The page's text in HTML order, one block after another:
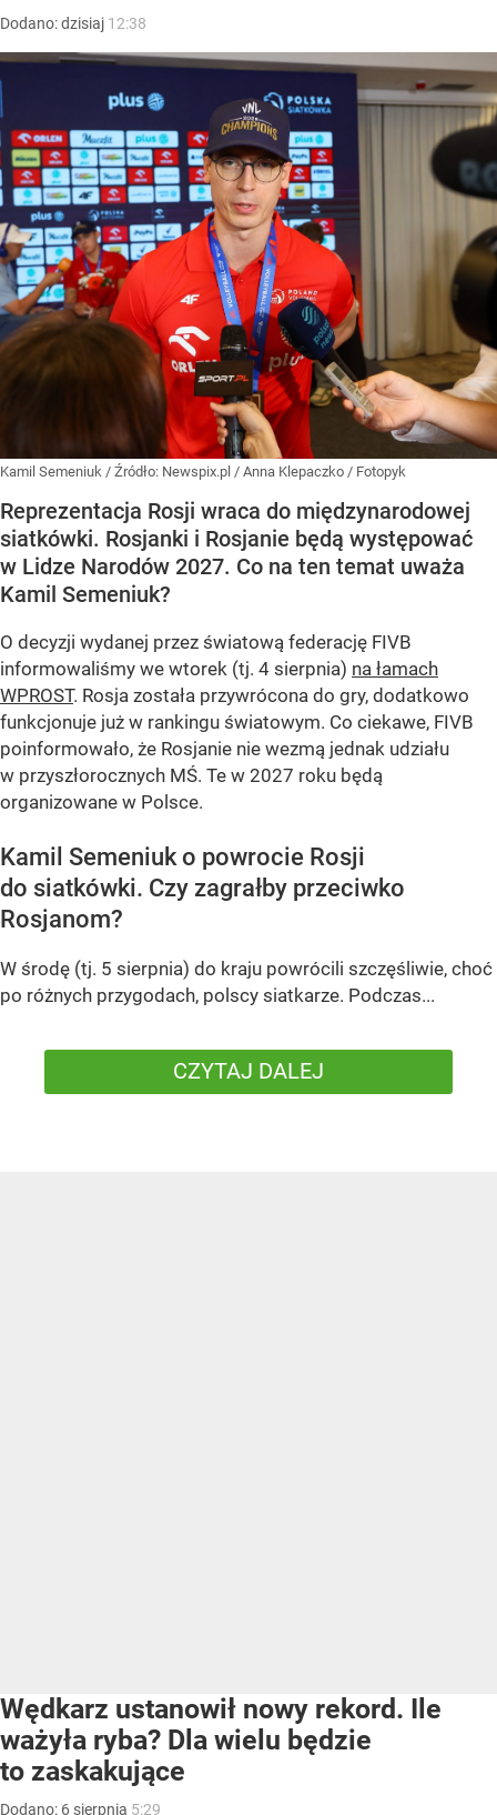
Dodano:dzisiaj 12:38
Kamil Semeniuk / Źródło: Newspix.pl / Anna Klepaczko / Fotopyk
Reprezentacja Rosji wraca do międzynarodowej
siatkówki. Rosjanki i Rosjanie będą występować
w Lidze Narodów 2027. Co na ten temat uważa
Kamil Semeniuk?
O decyzji wydanej przez światową federację FIVB
informowaliśmy we wtorek (tj. 4 sierpnia) na łamach
WPROST. Rosja została przywrócona do gry, dodatkowo
funkcjonuje już w rankingu światowym. Co ciekawe, FIVB
poinformowało, że Rosjanie nie wezmą jednak udziału
w przyszłorocznych MŚ. Te w 2027 roku będą
organizowane w Polsce.
Kamil Semeniuk o powrocie Rosji
do siatkówki. Czy zagrałby przeciwko
Rosjanom?
W środę (tj. 5 sierpnia) do kraju powrócili szczęśliwie, choć
po różnych przygodach, polscy siatkarze. Podczas...
CZYTAJ DALEJ
Wędkarz ustanowił nowy rekord. Ile
ważyła ryba? Dla wielu będzie
to zaskakujące
Dodano: 6 sierpnia 5:29